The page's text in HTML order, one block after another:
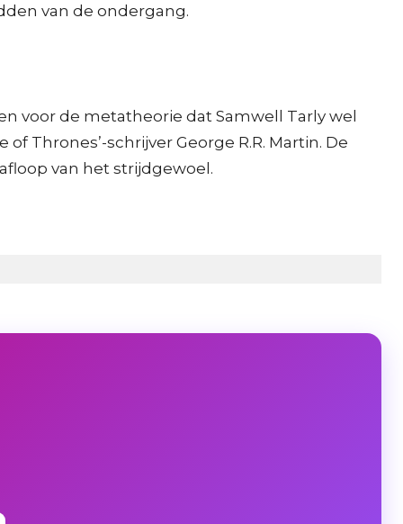
van de ondergang.
voor de metatheorie dat Samwell Tarly wel
Thrones’-schrijver George R.R. Martin. De
van het strijdgewoel.